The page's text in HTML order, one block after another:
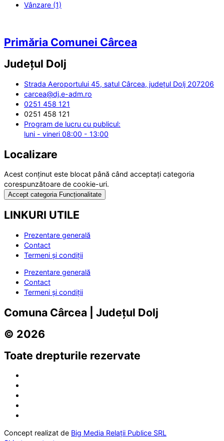
Vânzare (1)
Primăria Comunei Cârcea
Județul Dolj
Strada Aeroportului 45, satul Cârcea, județul Dolj 207206
carcea@dj.e-adm.ro
0251 458 121
0251 458 121
Program de lucru cu publicul:
luni - vineri 08:00 - 13:00
Localizare
Acest conținut este blocat până când acceptați categoria
corespunzătoare de cookie-uri.
Accept categoria Funcționalitate
LINKURI UTILE
Prezentare generală
Contact
Termeni și condiții
Prezentare generală
Contact
Termeni și condiții
Comuna Cârcea | Județul Dolj
© 2026
Toate drepturile rezervate
Concept realizat de Big Media Relații Publice SRL